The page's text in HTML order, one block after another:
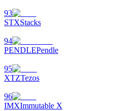
93
STXStacks
94
PENDLEPendle
95
XTZTezos
96
IMXImmutable X